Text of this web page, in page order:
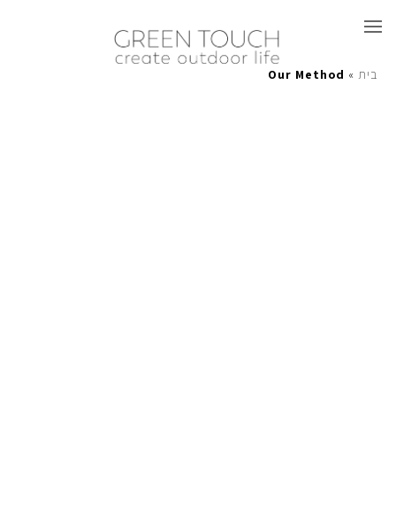
בית »
Our Method